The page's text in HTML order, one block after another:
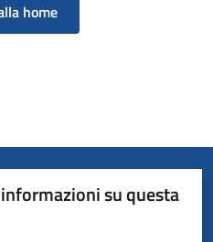
home
su questa